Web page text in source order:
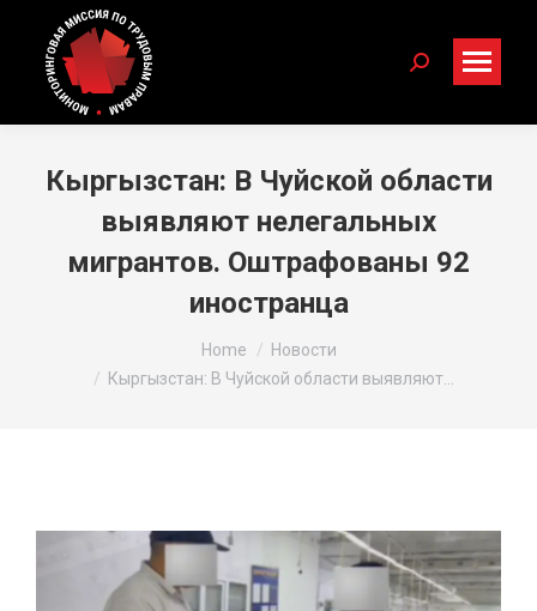
Search:
Кыргызстан: В Чуйской области
выявляют нелегальных
мигрантов. Оштрафованы 92
иностранца
Home
Новости
Кыргызстан: В Чуйской области выявляют…